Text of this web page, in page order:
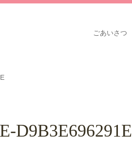
ごあいさつ
D9B3E696291E